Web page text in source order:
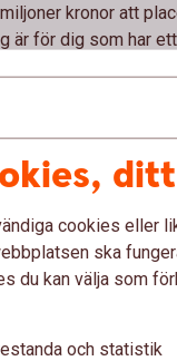
kronor att
är för dig som har
- rådgivande
cookies eller
ska
du kan välja som
och statistik